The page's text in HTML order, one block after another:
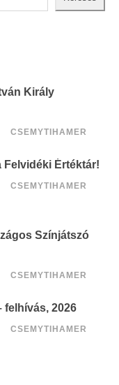
Király
CSEMYTIHAMER
Felvidéki Értéktár!
CSEMYTIHAMER
Színjátszó
CSEMYTIHAMER
felhívás, 2026
CSEMYTIHAMER